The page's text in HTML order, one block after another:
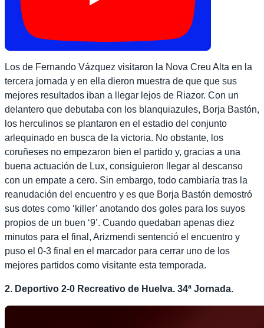
Los de Fernando Vázquez visitaron la Nova Creu Alta en la
tercera jornada y en ella dieron muestra de que que sus
mejores resultados iban a llegar lejos de Riazor. Con un
delantero que debutaba con los blanquiazules, Borja Bastón,
los herculinos se plantaron en el estadio del conjunto
arlequinado en busca de la victoria. No obstante, los
coruñeses no empezaron bien el partido y, gracias a una
buena actuación de Lux, consiguieron llegar al descanso
con un empate a cero. Sin embargo, todo cambiaría tras la
reanudación del encuentro y es que Borja Bastón demostró
sus dotes como ‘killer’ anotando dos goles para los suyos
propios de un buen ‘9’. Cuando quedaban apenas diez
minutos para el final, Arizmendi sentenció el encuentro y
puso el 0-3 final en el marcador para cerrar uno de los
mejores partidos como visitante esta temporada.
2. Deportivo 2-0 Recreativo de Huelva. 34ª Jornada.